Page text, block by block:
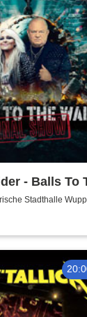
- Balls To
Stadthalle